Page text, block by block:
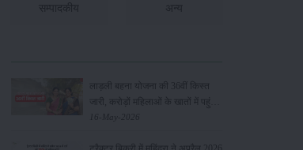
सम्पादकीय अन्य
लाड़ली बहना योजना की 36वीं किस्त
जारी, करोड़ों महिलाओं के खातों में पहुंचे
1500 रुपये
16-May-2026